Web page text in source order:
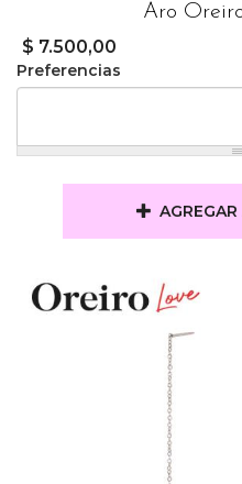
Aro
$ 7.500,00
Preferencias